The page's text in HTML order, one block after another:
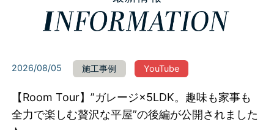
2026/08/05 施工事例 YouTube
【Room Tour】”ガレージ×5LDK。趣味も家事も
全力で楽しむ贅沢な平屋”の後編が公開されました